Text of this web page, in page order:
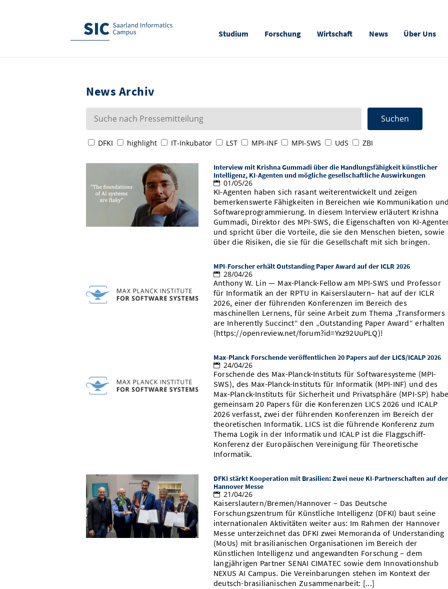
Studium Forschung Wirtschaft News Über Uns
News Archiv
DFKI highlight IT-Inkubator LST MPI-INF MPI-SWS UdS ZBI
Interview mit Krishna Gummadi über die Handlungsfähigkeit künstlicher
Intelligenz, KI-Agenten und mögliche gesellschaftliche Auswirkungen
01/05/26
KI-Agenten haben sich rasant weiterentwickelt und zeigen
bemerkenswerte Fähigkeiten in Bereichen wie Kommunikation und
Softwareprogrammierung. In diesem Interview erläutert Krishna
Gummadi, Direktor des MPI-SWS, die Eigenschaften von KI-
und spricht über die Vorteile, die sie den Menschen bieten, sowie
über die Risiken, die sie für die Gesellschaft mit sich bringen.
MPI-Forscher erhält Outstanding Paper Award auf der ICLR 2026
28/04/26
Anthony W. Lin — Max-Planck-Fellow am MPI-SWS und Professor
für Informatik an der RPTU in Kaiserslautern– hat auf der ICLR
2026, einer der führenden Konferenzen im Bereich des
maschinellen Lernens, für seine Arbeit zum Thema „Transformers
are Inherently Succinct“ den „Outstanding Paper Award“ erhalten
(https://openreview.net/forum?id=Yxz92UuPLQ)!
Max-Planck Forschende veröffentlichen 20 Papers auf der LICS/ICALP 2026
24/04/26
Forschende des Max-Planck-Instituts für Softwaresysteme (MPI-
SWS), des Max-Planck-Instituts für Informatik (MPI-INF) und des
Max-Planck-Instituts für Sicherheit und Privatsphäre (MPI-SP)
gemeinsam 20 Papers für die Konferenzen LICS 2026 und ICALP
2026 verfasst, zwei der führenden Konferenzen im Bereich der
theoretischen Informatik. LICS ist die führende Konferenz zum
Thema Logik in der Informatik und ICALP ist die Flaggschiff-
Konferenz der Europäischen Vereinigung für Theoretische
Informatik.
DFKI stärkt Kooperation mit Brasilien: Zwei neue KI-Partnerschaften auf der
Hannover Messe
21/04/26
Kaiserslautern/Bremen/Hannover – Das Deutsche
Forschungszentrum für Künstliche Intelligenz (DFKI) baut seine
internationalen Aktivitäten weiter aus: Im Rahmen der Hannover
Messe unterzeichnet das DFKI zwei Memoranda of Understanding
(MoUs) mit brasilianischen Organisationen im Bereich der
Künstlichen Intelligenz und angewandten Forschung – dem
langjährigen Partner SENAI CIMATEC sowie dem Innovationshub
NEXUS AI Campus. Die Vereinbarungen stehen im Kontext der
deutsch-brasilianischen Zusammenarbeit: [...]